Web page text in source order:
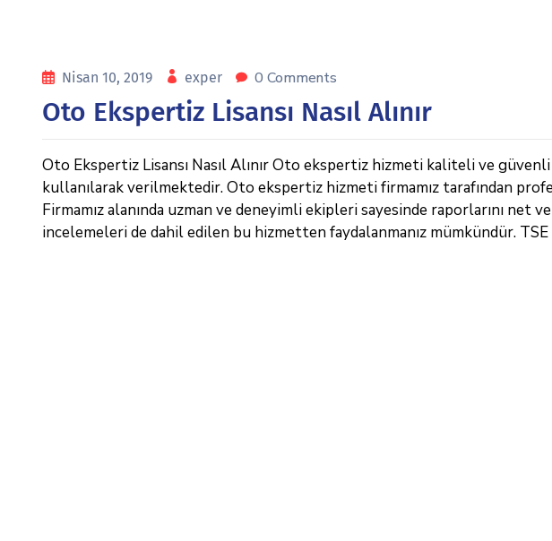
Nisan 10, 2019 exper 0 Comments
Oto Ekspertiz Lisansı Nasıl Alınır
Oto Ekspertiz Lisansı Nasıl Alınır Oto ekspertiz hizmeti kaliteli ve
kullanılarak verilmektedir. Oto ekspertiz hizmeti firmamız tarafından
Firmamız alanında uzman ve deneyimli ekipleri sayesinde raporlarını net
incelemeleri de dahil edilen bu hizmetten faydalanmanız mümkündür.